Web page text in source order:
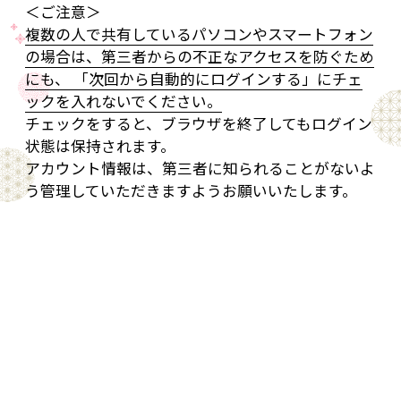
＜ご注意＞
複数の人で共有しているパソコンやスマートフォン
の場合は、第三者からの不正なアクセスを防ぐため
にも、 「次回から自動的にログインする」にチェ
ックを入れないでください。
チェックをすると、ブラウザを終了してもログイン
状態は保持されます。
アカウント情報は、第三者に知られることがないよ
う管理していただきますようお願いいたします。